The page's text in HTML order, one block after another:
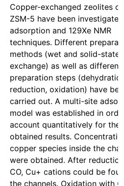
Copper-exchanged zeolites
ZSM-5 have been
adsorption and 129Xe NMR
techniques. Different
methods (wet and solid-state
exchange) as well as different
preparation steps
reduction, oxidation) have
carried out. A multi-site
model was established in
account quantitatively for the
obtained results.
copper species inside the
were obtained. After
CO, Cu+ cations could be
the channels. Oxidation with